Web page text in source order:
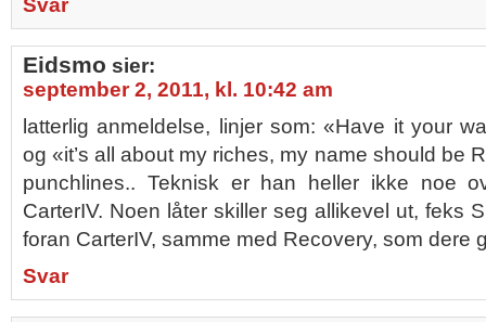
Svar
Eidsmo sier:
september 2, 2011, kl. 10:42 am
latterlig anmeldelse, linjer som: «Have it your
og «it’s all about my riches, my name should be
punchlines.. Teknisk er han heller ikke noe
CarterIV. Noen låter skiller seg allikevel ut, feks
foran CarterIV, samme med Recovery, som
Svar